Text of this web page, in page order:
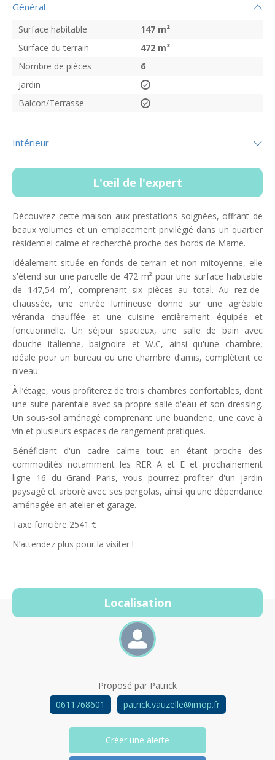
Général
Surface habitable 147 m²
Surface du terrain
472 m²
Nombre de pièces
6
Jardin
Balcon/Terrasse
Intérieur
L'œil de l'expert
Découvrez cette maison aux prestations soignées, offrant de
beaux volumes et un emplacement privilégié dans un quartier
résidentiel calme et recherché proche des bords de Marne.
Idéalement située en fonds de terrain et non mitoyenne, elle
s'étend sur une parcelle de 472 m² pour une surface habitable
de 147,54 m², comprenant six pièces au total. Au rez-de-
chaussée, une entrée lumineuse donne sur une agréable
véranda chauffée et une cuisine entièrement équipée et
fonctionnelle. Un séjour spacieux, une salle de bain avec
douche italienne, baignoire et W.C, ainsi qu'une chambre,
idéale pour un bureau ou une chambre d’amis, complètent ce
niveau.
À l’étage, vous profiterez de trois chambres confortables, dont
une suite parentale avec sa propre salle d'eau et son dressing.
Un sous-sol aménagé comprenant une buanderie, une cave à
vin et plusieurs espaces de rangement pratiques.
Bénéficiant d'un cadre calme tout en étant proche des
commodités notamment les RER A et E et prochainement
ligne 16 du Grand Paris, vous pourrez profiter d'un jardin
paysagé et arboré avec ses pergolas, ainsi qu'une dépendance
aménagée en atelier et garage.
Taxe foncière 2541 €
N’attendez plus pour la visiter !
Localisation
Proposé par Patrick
0611768601
patrick.vauzelle@imop.fr
Créer une alerte